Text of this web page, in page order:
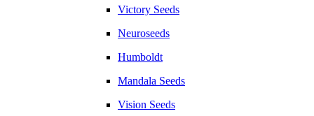
Victory Seeds
Neuroseeds
Humboldt
Mandala Seeds
Vision Seeds